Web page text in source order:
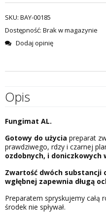
SKU: BAY-00185
Dostępność: Brak w magazynie
Dodaj opinię
Opis
Fungimat AL.
Gotowy do użycia preparat
prawdziwego, rdzy i czarnej
ozdobnych, i doniczkowych
Zwartość dwóch substancji
wgłębnej zapewnia długą
Preparatem spryskujemy całą
środek nie spływał.